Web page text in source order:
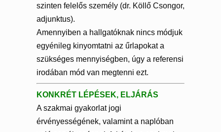
szinten felelős személy (dr. Köllő Csongor,
adjunktus).
Amennyiben a hallgatóknak nincs módjuk
egyénileg kinyomtatni az űrlapokat a
szükséges mennyiségben, úgy a referensi
irodában mód van megtenni ezt.
KONKRÉT LÉPÉSEK, ELJÁRÁS
A szakmai gyakorlat jogi
érvényességének, valamint a naplóban